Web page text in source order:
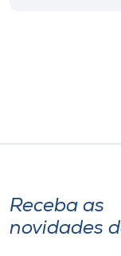
Receba as
novidades